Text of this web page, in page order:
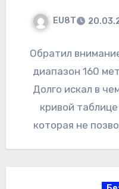
EU8T
Обратил
диапазон 160
Долго искал в
кривой
которая не